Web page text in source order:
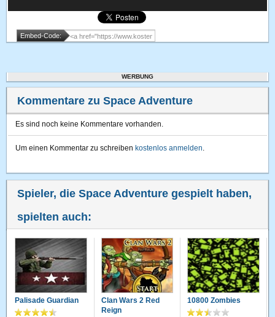
Embed-Code:
WERBUNG
Kommentare zu Space Adventure
Es sind noch keine Kommentare vorhanden.
Um einen Kommentar zu schreiben kostenlos anmelden.
Spieler, die Space Adventure gespielt haben,
spielten auch:
Palisade Guardian
Clan Wars 2 Red
Reign
10800 Zombies